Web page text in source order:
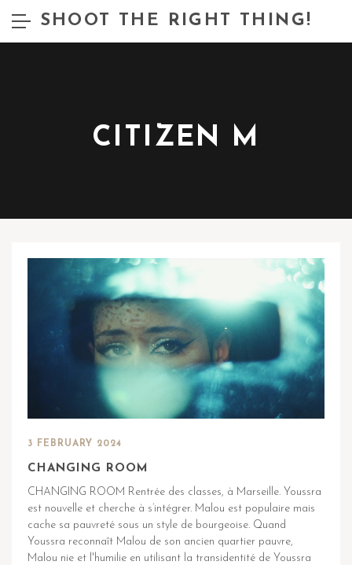
SHOOT THE RIGHT THING!
CITIZEN M
3 FEBRUARY 2024
CHANGING ROOM
CHANGING ROOM Rentrée des classes, à Marseille. Youssra
est nouvelle et cherche à s’intégrer. Malou est populaire mais
cache sa pauvreté sous un style de bourgeoise. Quand
Youssra reconnaît Malou de son ancien quartier pauvre,
Malou nie et l'humilie en utilisant la transidentité de Youssra